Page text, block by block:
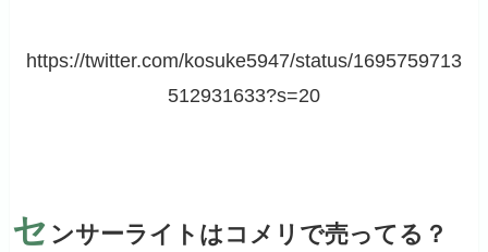
https://twitter.com/kosuke5947/status/1695759713
512931633?s=20
セ ンサーライトはコメリで売ってる？